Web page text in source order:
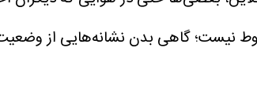
نیست؛ گاهی بدن نشانه‌هایی از